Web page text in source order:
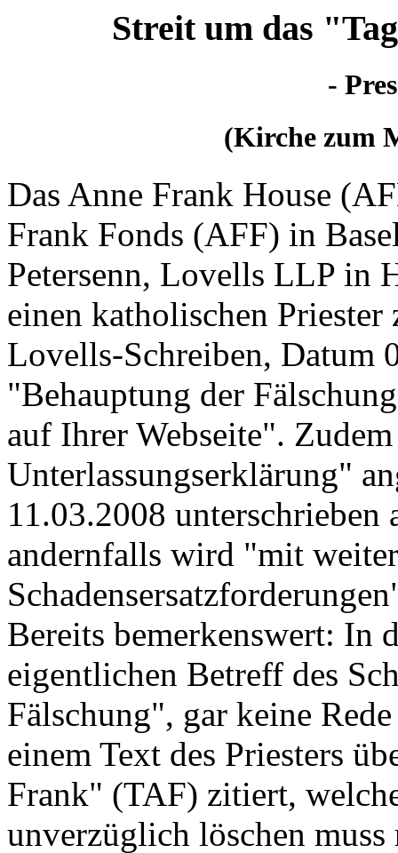
Streit um das
-
(Kirche zum
Das Anne Frank House
Frank Fonds (AFF) in
Petersenn, Lovells LLP in
einen katholischen
Lovells-Schreiben, Datum
"Behauptung der
auf Ihrer Webseite".
Unterlassungserklärung"
11.03.2008
andernfalls wird "mit
Bereits bemerkenswert: In
eigentlichen Betreff des
Fälschung", gar keine
einem Text des Priesters
Frank" (TAF) zitiert,
unverzüglich löschen